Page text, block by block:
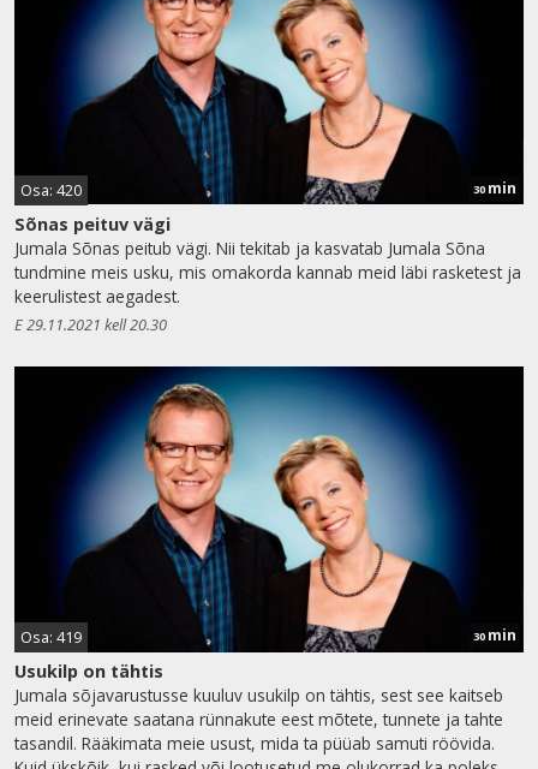
Osa: 420 30 min
Sõnas peituv vägi
Jumala Sõnas peitub vägi. Nii tekitab ja kasvatab Jumala Sõna
tundmine meis usku, mis omakorda kannab meid läbi rasketest ja
keerulistest aegadest.
E 29.11.2021 kell 20.30
Osa: 419 30 min
Usukilp on tähtis
Jumala sõjavarustusse kuuluv usukilp on tähtis, sest see kaitseb
meid erinevate saatana rünnakute eest mõtete, tunnete ja tahte
tasandil. Rääkimata meie usust, mida ta püüab samuti röövida.